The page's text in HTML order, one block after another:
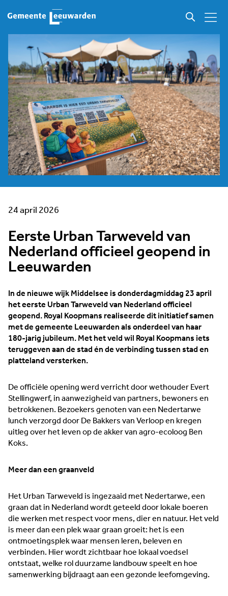
24 april 2026
Eerste Urban Tarweveld van
Nederland officieel geopend in
Leeuwarden
In de nieuwe wijk Middelsee is donderdagmiddag 23 april
het eerste Urban Tarweveld van Nederland officieel
geopend. Royal Koopmans realiseerde dit initiatief samen
met de gemeente Leeuwarden als onderdeel van haar
180-jarig jubileum. Met het veld wil Royal Koopmans iets
teruggeven aan de stad én de verbinding tussen stad en
platteland versterken.
De officiële opening werd verricht door wethouder Evert
Stellingwerf, in aanwezigheid van partners, bewoners en
betrokkenen. Bezoekers genoten van een Nedertarwe
lunch verzorgd door De Bakkers van Verloop en kregen
uitleg over het leven op de akker van agro-ecoloog Ben
Koks.
Meer dan een graanveld
Het Urban Tarweveld is ingezaaid met Nedertarwe, een
graan dat in Nederland wordt geteeld door lokale boeren
die werken met respect voor mens, dier en natuur. Het veld
is meer dan een plek waar graan groeit: het is een
ontmoetingsplek waar mensen leren, beleven en
verbinden. Hier wordt zichtbaar hoe lokaal voedsel
ontstaat, welke rol duurzame landbouw speelt en hoe
samenwerking bijdraagt aan een gezonde leefomgeving.